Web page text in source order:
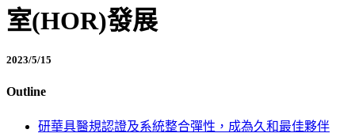
室(HOR)發展
2023/5/15
Outline
研華具醫規認證及系統整合彈性，成為久和最佳夥伴